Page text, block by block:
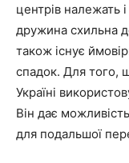
центрів належать
дружина схильна
також існує
спадок. Для того,
Україні
Він дає
для подальшої